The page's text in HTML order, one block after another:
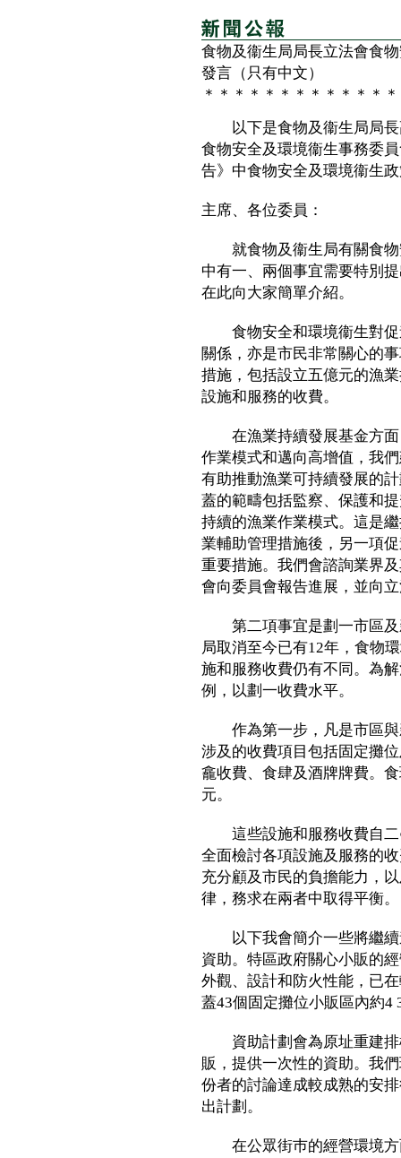
食物及衞生局局長立法會食
發言（只有中文）
＊＊＊＊＊＊＊＊＊＊＊＊
以下是食物及衞生局局長
食物安全及環境衞生事務委
告》中食物安全及環境衞生
主席、各位委員：
就食物及衞生局有關食物
中有一、兩個事宜需要特別
在此向大家簡單介紹。
食物安全和環境衞生對促
關係，亦是市民非常關心的
措施，包括設立五億元的漁
設施和服務的收費。
在漁業持續發展基金方面
作業模式和邁向高增值，我
有助推動漁業可持續發展的
蓋的範疇包括監察、保護和
持續的漁業作業模式。這是
業輔助管理措施後，另一項
重要措施。我們會諮詢業界
會向委員會報告進展，並向
第二項事宜是劃一市區及
局取消至今已有12年，食物
施和服務收費仍有不同。為
例，以劃一收費水平。
作為第一步，凡是市區與
涉及的收費項目包括固定攤
龕收費、食肆及酒牌牌費。
元。
這些設施和服務收費自二
全面檢討各項設施及服務的
充分顧及市民的負擔能力，
律，務求在兩者中取得平衡。
以下我會簡介一些將繼續
資助。特區政府關心小販的
外觀、設計和防火性能，已
蓋43個固定攤位小販區內約4
資助計劃會為原址重建排
販，提供一次性的資助。我
份者的討論達成較成熟的安
出計劃。
在公眾街巿的經營環境方